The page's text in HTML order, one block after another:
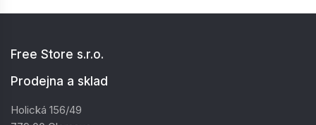
Free Store s.r.o.
Prodejna a sklad
Holická 156/49